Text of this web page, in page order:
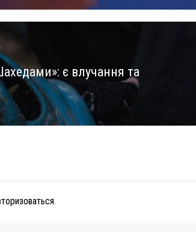
є влучання та
.